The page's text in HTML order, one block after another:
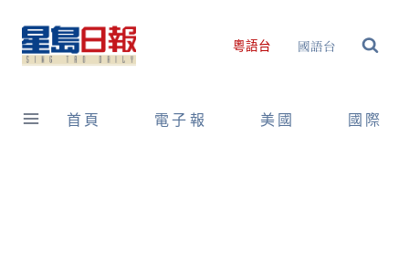
content
粵語台 國語台
首頁 電子報 美國 國際